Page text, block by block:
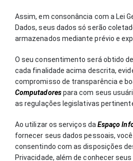
Assim, em consonância com a Lei
Dados, seus dados só serão
armazenados mediante prévio e
O seu consentimento será obtido
cada finalidade acima descrita,
compromisso de transparência e
Computadorespara com seus
as regulações legislativas
Ao utilizar os serviços da Espaço
fornecer seus dados pessoais,
consentindo com as disposições
Privacidade, além de conhecer